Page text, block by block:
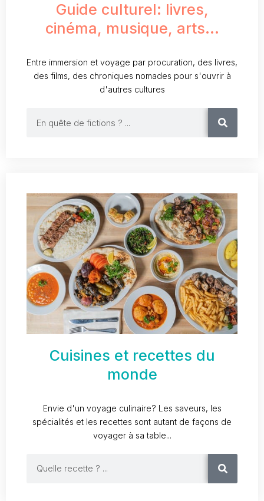
Guide culturel: livres,
cinéma, musique, arts...
Entre immersion et voyage par procuration, des livres,
des films, des chroniques nomades pour s'ouvrir à
d'autres cultures
Cuisines et recettes du
monde
Envie d'un voyage culinaire? Les saveurs, les
spécialités et les recettes sont autant de façons de
voyager à sa table...